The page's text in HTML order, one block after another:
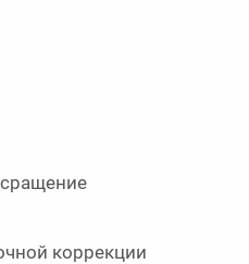
коррекции